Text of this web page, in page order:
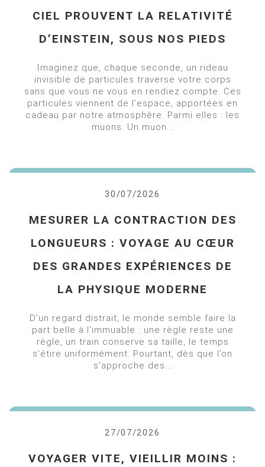
CIEL PROUVENT LA RELATIVITÉ
D’EINSTEIN, SOUS NOS PIEDS
Imaginez que, chaque seconde, un rideau
invisible de particules traverse votre corps
sans que vous ne vous en rendiez compte. Ces
particules viennent de l’espace, apportées en
cadeau par notre atmosphère. Parmi elles : les
muons. Un muon...
30/07/2026
MESURER LA CONTRACTION DES
LONGUEURS : VOYAGE AU CŒUR
DES GRANDES EXPÉRIENCES DE
LA PHYSIQUE MODERNE
D’un regard distrait, le monde semble faire la
part belle à l’immuable : une règle reste une
règle, un train conserve sa taille, le temps
s’étire uniformément. Pourtant, dès que l’on
s’approche des...
27/07/2026
VOYAGER VITE, VIEILLIR MOINS :